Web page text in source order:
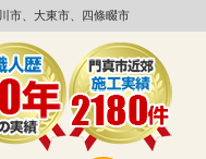
市、大東市、四條畷市